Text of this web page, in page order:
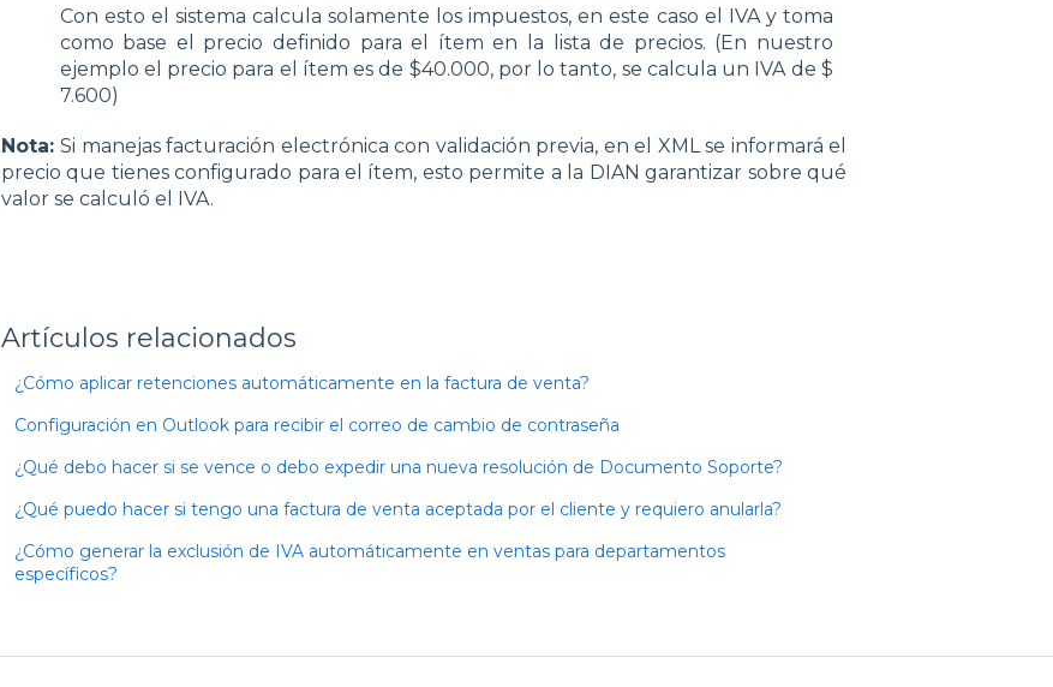
Con esto el sistema calcula solamente los impuestos, en este caso el IVA y toma
como base el precio definido para el ítem en la lista de precios. (En nuestro
ejemplo el precio para el ítem es de $40.000, por lo tanto, se calcula un IVA de $
7.600)
Nota:Si manejas facturación electrónica con validación previa, en el XML se informará el
precio que tienes configurado para el ítem, esto permite a la DIAN garantizar sobre qué
valor se calculó el IVA.
Artículos relacionados
¿Cómo aplicar retenciones automáticamente en la factura de venta?
Configuración en Outlook para recibir el correo de cambio de contraseña
¿Qué debo hacer si se vence o debo expedir una nueva resolución de Documento Soporte?
¿Qué puedo hacer si tengo una factura de venta aceptada por el cliente y requiero anularla?
¿Cómo generar la exclusión de IVA automáticamente en ventas para departamentos
específicos?